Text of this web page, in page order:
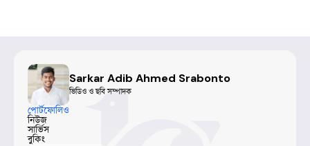
Sarkar Adib Ahmed Srabonto
ভিডিও ও ছবি সম্পাদক
পোর্টফোলিও
নিউজ
সার্ভিস
বুকিং